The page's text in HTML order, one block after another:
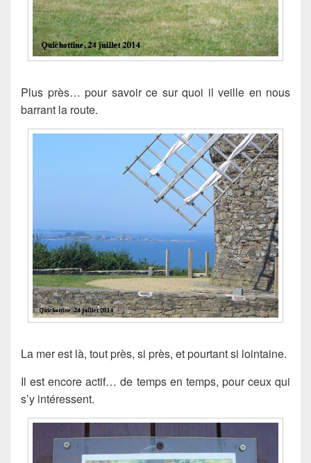
Plus près… pour savoir ce sur quoi il veille en nous
barrant la route.
La mer est là, tout près, si près, et pourtant si lointaine.
Il est encore actif… de temps en temps, pour ceux qui
s’y intéressent.